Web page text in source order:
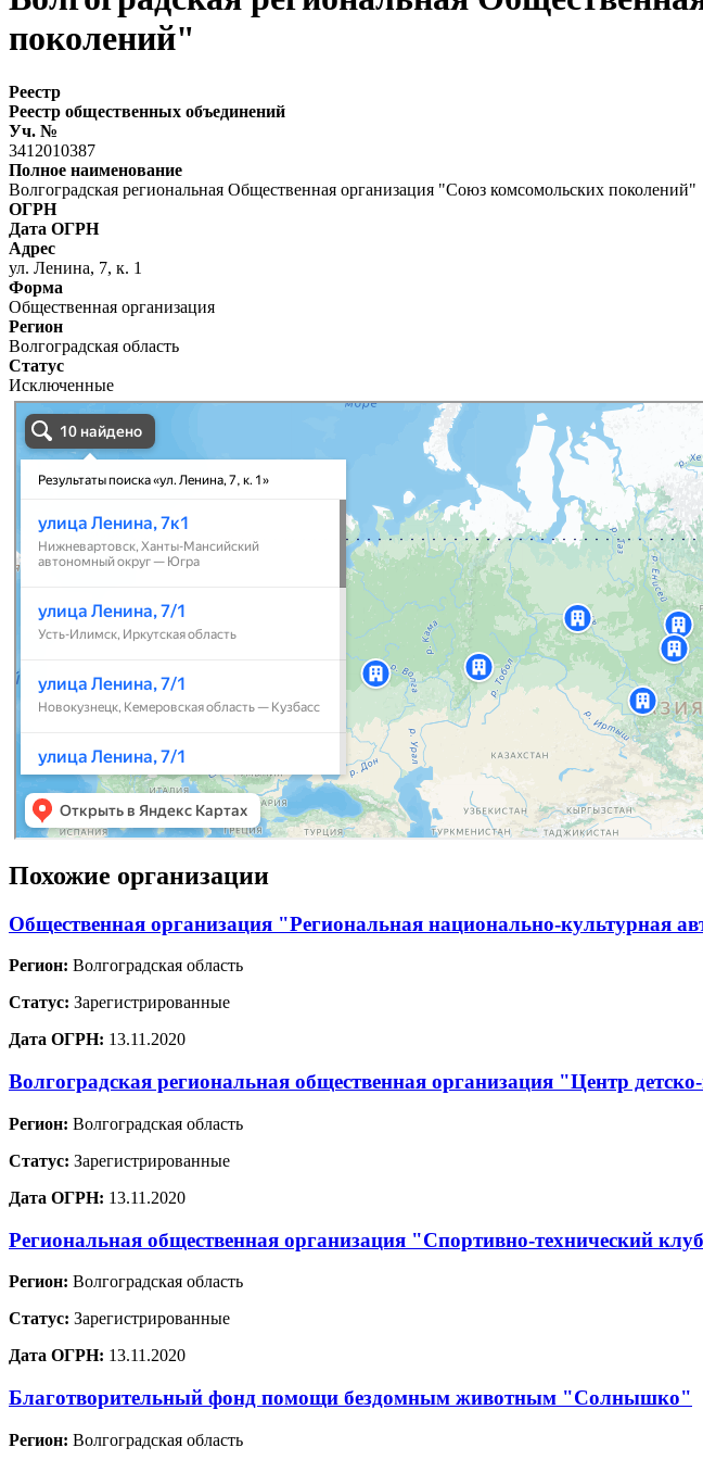
поколений"
Реестр
Реестр общественных объединений
Уч. №
3412010387
Полное наименование
Волгоградская региональная Общественная организация "Союз комсомольских поколений"
ОГРН
Дата ОГРН
Адрес
ул. Ленина, 7, к. 1
Форма
Общественная организация
Регион
Волгоградская область
Статус
Исключенные
Похожие организации
Общественная организация "Региональная национально-культурная
Регион: Волгоградская область
Статус: Зарегистрированные
Дата ОГРН: 13.11.2020
Волгоградская региональная общественная организация "Центр
Регион: Волгоградская область
Статус: Зарегистрированные
Дата ОГРН: 13.11.2020
Региональная общественная организация "Спортивно-технический
Регион: Волгоградская область
Статус: Зарегистрированные
Дата ОГРН: 13.11.2020
Благотворительный фонд помощи бездомным животным "Солнышко"
Регион: Волгоградская область